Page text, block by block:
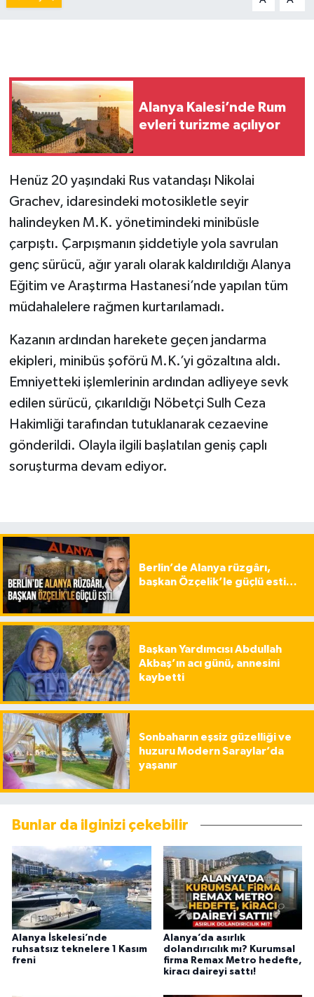
Alanya Kalesi’nde Rum
evleri turizme açılıyor
Henüz 20 yaşındaki Rus vatandaşı Nikolai
Grachev, idaresindeki motosikletle seyir
halindeyken M.K. yönetimindeki minibüsle
çarpıştı. Çarpışmanın şiddetiyle yola savrulan
genç sürücü, ağır yaralı olarak kaldırıldığı Alanya
Eğitim ve Araştırma Hastanesi’nde yapılan tüm
müdahalelere rağmen kurtarılamadı.
Kazanın ardından harekete geçen jandarma
ekipleri, minibüs şoförü M.K.’yi gözaltına aldı.
Emniyetteki işlemlerinin ardından adliyeye sevk
edilen sürücü, çıkarıldığı Nöbetçi Sulh Ceza
Hakimliği tarafından tutuklanarak cezaevine
gönderildi. Olayla ilgili başlatılan geniş çaplı
soruşturma devam ediyor.
Berlin’de Alanya rüzgârı,
başkan Özçelik’le güçlü esti…
Başkan Yardımcısı Abdullah
Akbaş’ın acı günü, annesini
kaybetti
Sonbaharın eşsiz güzelliği ve
huzuru Modern Saraylar’da
yaşanır
Bunlar da ilginizi çekebilir
Alanya İskelesi’nde
ruhsatsız teknelere 1 Kasım
freni
Alanya’da asırlık
dolandırıcılık mı? Kurumsal
firma Remax Metro hedefte,
kiracı daireyi sattı!